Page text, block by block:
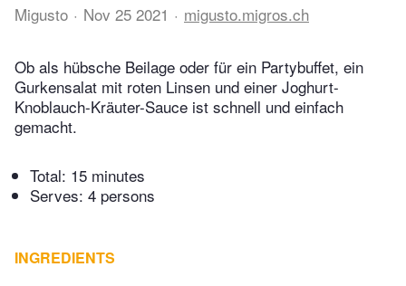
Migusto Nov 25 2021 migusto.migros.ch
Ob als hübsche Beilage oder für ein Partybuffet, ein
Gurkensalat mit roten Linsen und einer Joghurt-
Knoblauch-Kräuter-Sauce ist schnell und einfach
gemacht.
Total: 15 minutes
Serves: 4 persons
INGREDIENTS